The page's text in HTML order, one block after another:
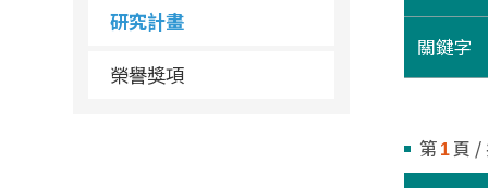
研究計畫
榮譽獎項
關鍵字
第 1 頁 /